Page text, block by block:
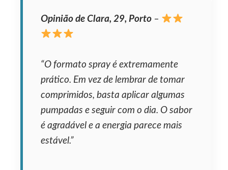
Opinião de Clara, 29, Porto –
“O formato spray é extremamente
prático. Em vez de lembrar de tomar
comprimidos, basta aplicar algumas
pumpadas e seguir com o dia. O sabor
é agradável e a energia parece mais
estável.”